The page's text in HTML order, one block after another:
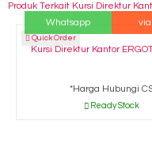
Produk Terkait Kursi Direktur
Quick Order
Whatsapp via
Kursi Direktur Kantor
*Harga Hubungi
Ready Stock